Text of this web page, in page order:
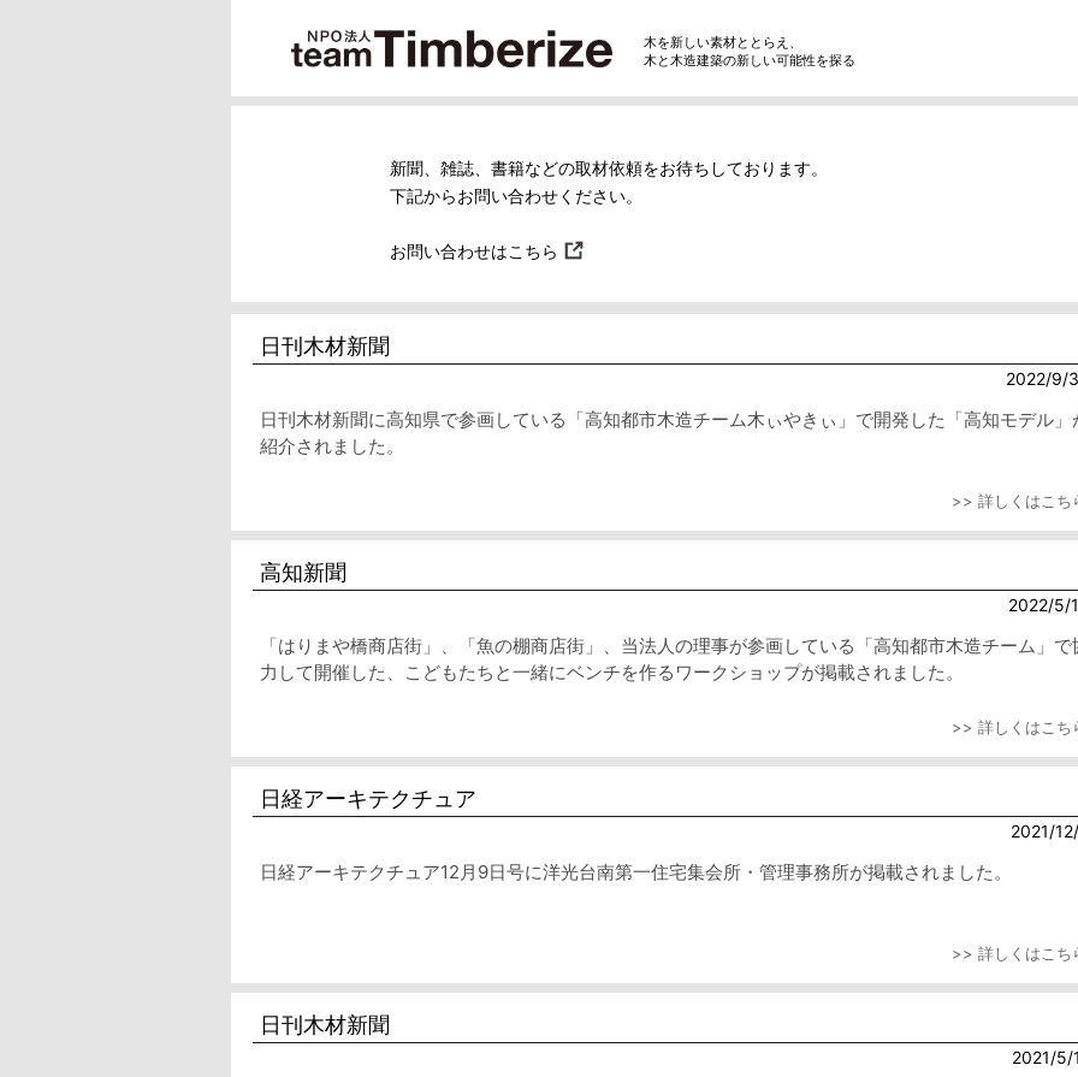
木を新しい素材ととらえ、
木と木造建築の新しい可能性を探る
新聞、雑誌、書籍などの取材依頼をお待ちしております。
下記からお問い合わせください。
お問い合わせはこちら
日刊木材新聞
2022/9/
日刊木材新聞に高知県で参画している「高知都市木造チーム木ぃやきぃ」で開発した「高知モデル」
紹介されました。
>> 詳しくはこち
高知新聞
2022/5/
「はりまや橋商店街」、「魚の棚商店街」、当法人の理事が参画している「高知都市木造チーム」で
力して開催した、こどもたちと一緒にベンチを作るワークショップが掲載されました。
>> 詳しくはこち
日経アーキテクチュア
2021/
日経アーキテクチュア12月9日号に洋光台南第一住宅集会所・管理事務所が掲載されました。
>> 詳しくはこち
日刊木材新聞
2021/5/